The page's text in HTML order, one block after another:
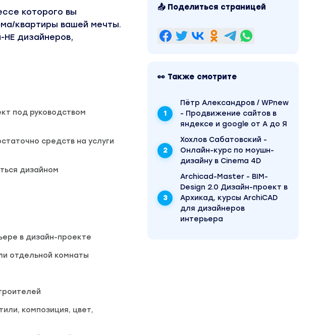
которого вы
квартиры вашей мечты.
дизайнеров,
под руководством
средств на услуги
дизайном
в дизайн-проектe
отдельной комнаты
композиция, цвет,
📤 Поделиться страницей
👀 Также смотрите
Пётр Александров / WPnew
- Продвижение сайтов в
яндексе и google от А до Я
Хохлов Сабатовский -
Онлайн-курс по моушн-
дизайну в Cinema 4D
Archicad-Master - BIM-
Design 2.0 Дизайн-проект в
Архикад, курсы ArchiCAD
для дизайнеров
интерьера